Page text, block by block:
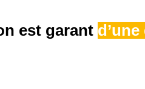
est garant